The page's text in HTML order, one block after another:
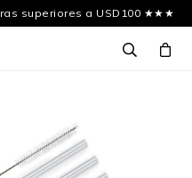
superiores a USD100 ★★★